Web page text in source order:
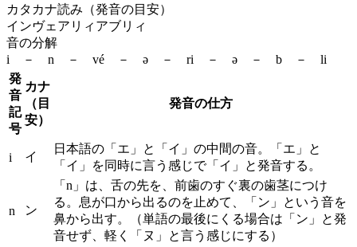
カタカナ読み（発音の目安）
インヴェアリィアブリィ
音の分解
i － n － vé － ə － ri － ə － b － li
発
音
記
号
カナ
（目
安）
発音の仕方
i イ
日本語の「エ」と「イ」の中間の音。「エ」と
「イ」を同時に言う感じで「イ」と発音する。
n ン
「n」は、舌の先を、前歯のすぐ裏の歯茎につけ
る。息が口から出るのを止めて、「ン」という音を
鼻から出す。（単語の最後にくる場合は「ン」と発
音せず、軽く「ヌ」と言う感じにする）